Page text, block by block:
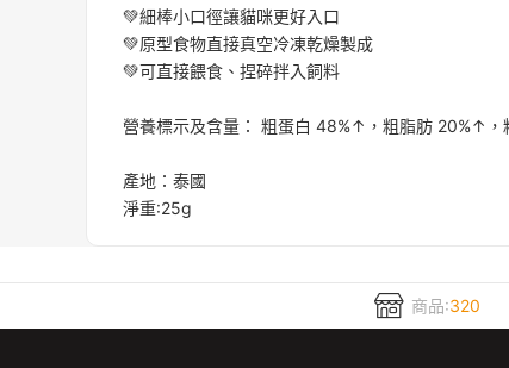
💚細棒小口徑讓貓咪更好入口
💚原型食物直接真空冷凍乾燥製成
💚可直接餵食、捏碎拌入飼料
營養標示及含量： 粗蛋白 48%↑，粗脂肪 20%↑
產地：泰國
淨重:25g
商品:320